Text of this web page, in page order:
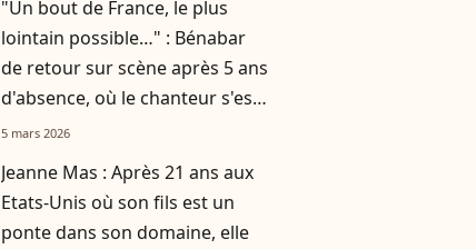
"Un bout de France, le plus
lointain possible…" : Bénabar
de retour sur scène après 5 ans
d'absence, où le chanteur s'est-
il retiré ?
5 mars 2026
Jeanne Mas : Après 21 ans aux
Etats-Unis où son fils est un
ponte dans son domaine, elle